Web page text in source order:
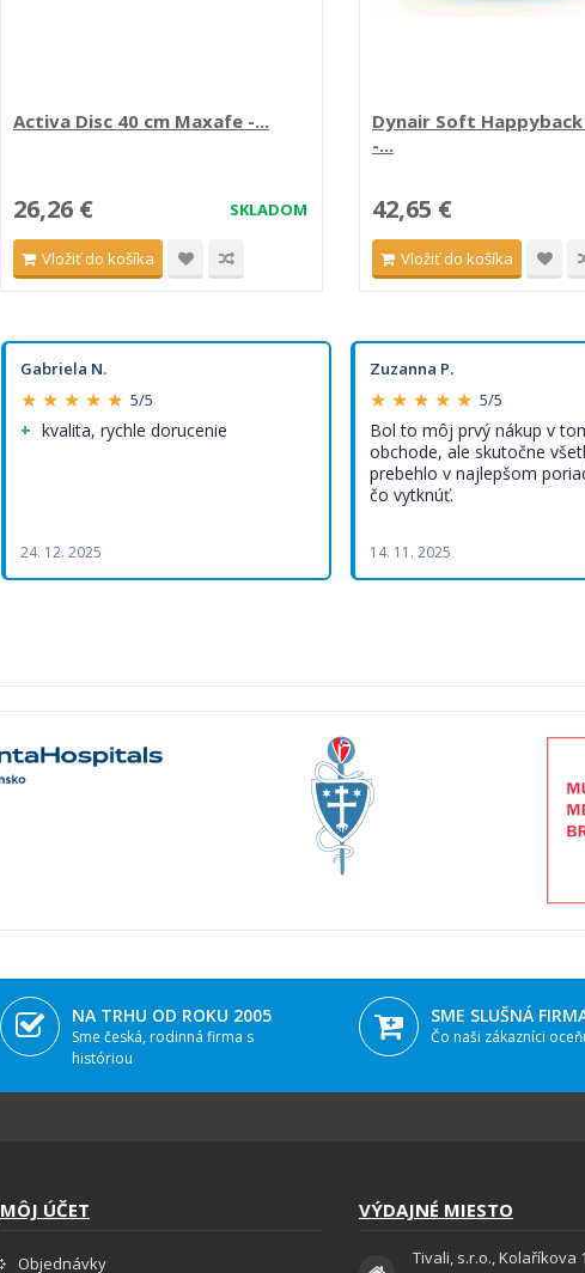
Activa Disc 40 cm Maxafe -...
SKLADOM
26,26 €
Vložiť do košíka
Dynair Soft Happyback
-...
42,65 €
Vložiť do košíka
Gabriela N.
★ ★ ★ ★ ★ 5/5
kvalita, rychle dorucenie
24. 12. 2025
Zuzanna P.
★ ★ ★ ★ ★ 5/5
Bol to môj prvý nákup v
obchode, ale skutočne
prebehlo v najlepšom
čo vytknúť.
14. 11. 2025
NA TRHU OD ROKU 2005
Sme česká, rodinná firma s
históriou
SME SLUŠNÁ
Čo naši zákazníci
MÔJ ÚČET
Objednávky
VÝDAJNÉ MIESTO
Tivali, s.r.o., Kolaříkova